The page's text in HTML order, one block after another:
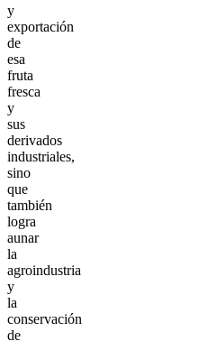
y
exportación
de
esa
fruta
fresca
y
sus
derivados
industriales,
sino
que
también
logra
aunar
la
agroindustria
y
la
conservación
de